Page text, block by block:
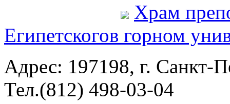
Храм
Египетскогов горном
Адрес: 197198, г. Санкт-
Тел.(812) 498-03-04